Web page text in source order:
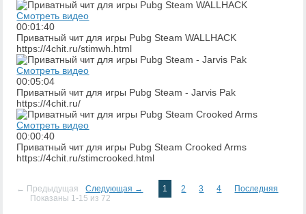
Смотреть видео
00:01:40
Приватный чит для игры Pubg Steam WALLHACK
https://4chit.ru/stimwh.html
Смотреть видео
00:05:04
Приватный чит для игры Pubg Steam - Jarvis Pak
https://4chit.ru/
Смотреть видео
00:00:40
Приватный чит для игры Pubg Steam Crooked Arms
https://4chit.ru/stimcrooked.html
← Предыдущая Следующая → 1 2 3 4
Последняя
Показаны 1-15 из 72